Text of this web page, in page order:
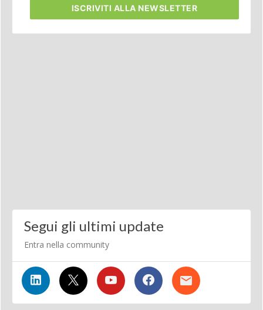
ISCRIVITI ALLA NEWSLETTER
Segui gli ultimi update
Entra nella community